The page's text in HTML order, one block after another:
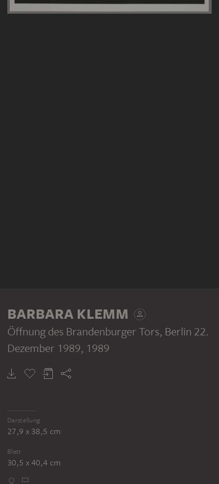
BARBARA KLEMM
Öffnung des Brandenburger Tors, Berlin 22.
Dezember 1989, 1989
Darstellung
27,9 x 38,5 cm
Blatt
30,5 x 40,4 cm